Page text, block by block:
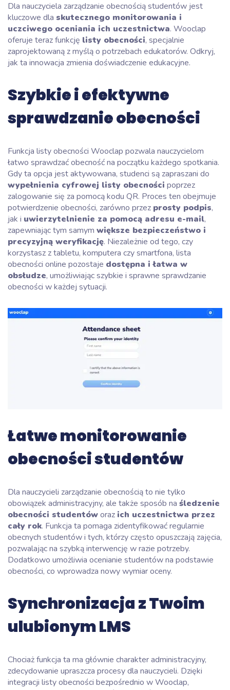
Dla nauczyciela zarządzanie obecnością studentów jest
kluczowe dla skutecznego monitorowania i
uczciwego oceniania ich uczestnictwa. Wooclap
oferuje teraz funkcję listy obecności, specjalnie
zaprojektowaną z myślą o potrzebach edukatorów. Odkryj,
jak ta innowacja zmienia doświadczenie edukacyjne.
Szybkie i efektywne
sprawdzanie obecności
Funkcja listy obecności Wooclap pozwala nauczycielom
łatwo sprawdzać obecność na początku każdego spotkania.
Gdy ta opcja jest aktywowana, studenci są zapraszani do
wypełnienia cyfrowej listy obecności poprzez
zalogowanie się za pomocą kodu QR. Proces ten obejmuje
potwierdzenie obecności, zarówno przez prosty podpis,
jak i uwierzytelnienie za pomocą adresu e-mail,
zapewniając tym samym większe bezpieczeństwo i
precyzyjną weryfikację. Niezależnie od tego, czy
korzystasz z tabletu, komputera czy smartfona, lista
obecności online pozostaje dostępna i łatwa w
obsłudze, umożliwiając szybkie i sprawne sprawdzanie
obecności w każdej sytuacji.
Łatwe monitorowanie
obecności studentów
Dla nauczycieli zarządzanie obecnością to nie tylko
obowiązek administracyjny, ale także sposób na śledzenie
obecności studentóworaz ich uczestnictwa przez
cały rok. Funkcja ta pomaga zidentyfikować regularnie
obecnych studentów i tych, którzy często opuszczają zajęcia,
pozwalając na szybką interwencję w razie potrzeby.
Dodatkowo umożliwia ocenianie studentów na podstawie
obecności, co wprowadza nowy wymiar oceny.
Synchronizacja z Twoim
ulubionym LMS
Chociaż funkcja ta ma głównie charakter administracyjny,
zdecydowanie upraszcza procesy dla nauczycieli. Dzięki
integracji listy obecności bezpośrednio w Wooclap,